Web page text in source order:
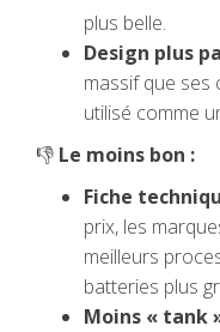
plus belle.
Design plus
massif que
utilisé comme
👎 Le moins bon :
Fiche
prix, les
meilleurs
batteries plus
Moins « tank